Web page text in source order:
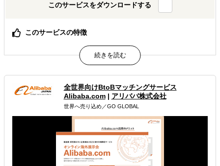
このサービスをダウンロードする
このサービスの特徴
弊社がマーケティング（事前調査）から海外企業への営
業・交渉まで貴社の海外ビジネスをトータルでナビゲート
属するジャンル
海外市場調査・マーケティング
販路拡大（営業代行・販売代理店探し）
解決できる課題
全世界向けBtoBマッチングサービス
Alibaba.com| アリババ株式会社
世界へ売り込め／GO GLOBAL